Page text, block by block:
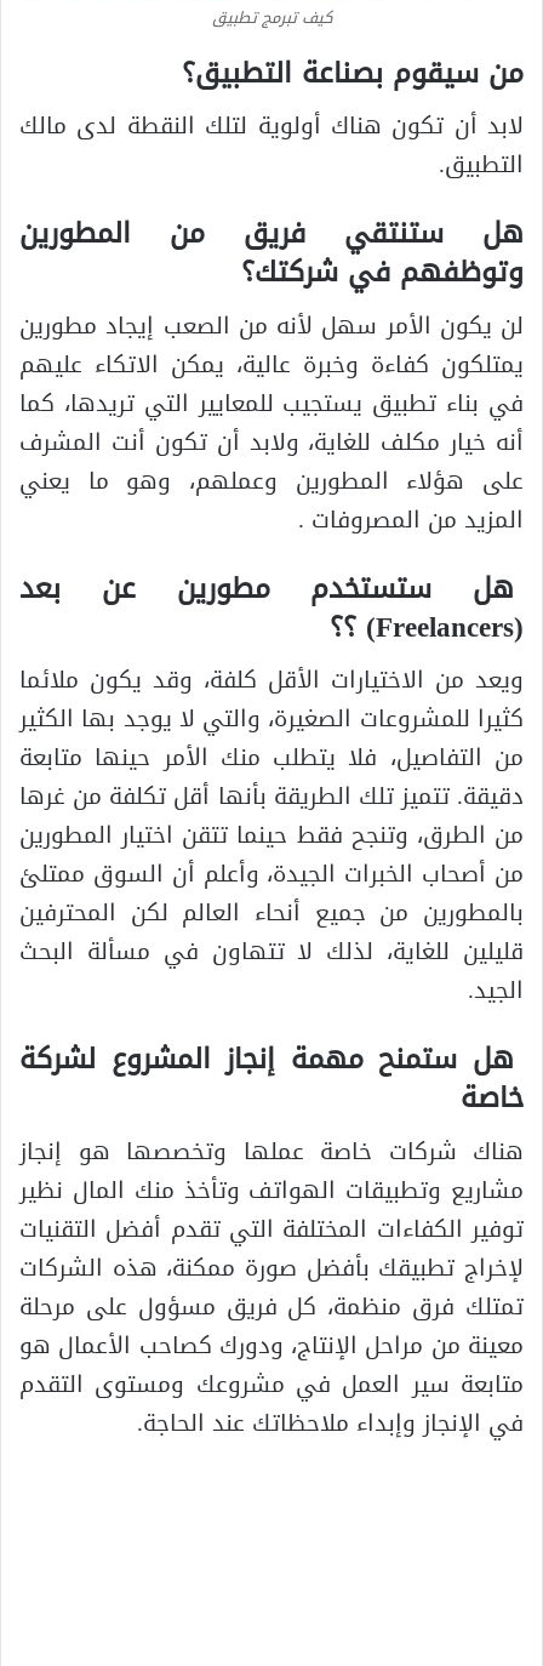
كيف تبرمج تطبيق
من سيقوم بصناعة التطبيق؟
لابد أن تكون هناك أولوية لتلك النقطة لدى مالك
التطبيق.
هل ستنتقي فريق من المطورين
وتوظفهم في شركتك؟
لن يكون الأمر سهل لأنه من الصعب إيجاد مطورين
يمتلكون كفاءة وخبرة عالية، يمكن الاتكاء عليهم
في بناء تطبيق يستجيب للمعايير التي تريدها، كما
أنه خيار مكلف للغاية، ولابد أن تكون أنت المشرف
على هؤلاء المطورين وعملهم، وهو ما يعني
المزيد من المصروفات .
هل ستستخدم مطورين عن بعد
(Freelancers) ؟؟
ويعد من الاختيارات الأقل كلفة، وقد يكون ملائما
كثيرا للمشروعات الصغيرة، والتي لا يوجد بها الكثير
من التفاصيل، فلا يتطلب منك الأمر حينها متابعة
دقيقة. تتميز تلك الطريقة بأنها أقل تكلفة من غرها
من الطرق، وتنجح فقط حينما تتقن اختيار المطورين
من أصحاب الخبرات الجيدة، وأعلم أن السوق ممتلئ
بالمطورين من جميع أنحاء العالم لكن المحترفين
قليلين للغاية، لذلك لا تتهاون في مسألة البحث
الجيد.
هل ستمنح مهمة إنجاز المشروع لشركة
خاصة
هناك شركات خاصة عملها وتخصصها هو إنجاز
مشاريع وتطبيقات الهواتف وتأخذ منك المال نظير
توفير الكفاءات المختلفة التي تقدم أفضل التقنيات
لإخراج تطبيقك بأفضل صورة ممكنة، هذه الشركات
تمتلك فرق منظمة، كل فريق مسؤول على مرحلة
معينة من مراحل الإنتاج، ودورك كصاحب الأعمال هو
متابعة سير العمل في مشروعك ومستوى التقدم
في الإنجاز وإبداء ملاحظاتك عند الحاجة.